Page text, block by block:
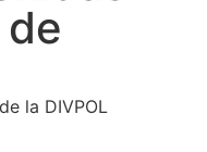
la DIVPOL